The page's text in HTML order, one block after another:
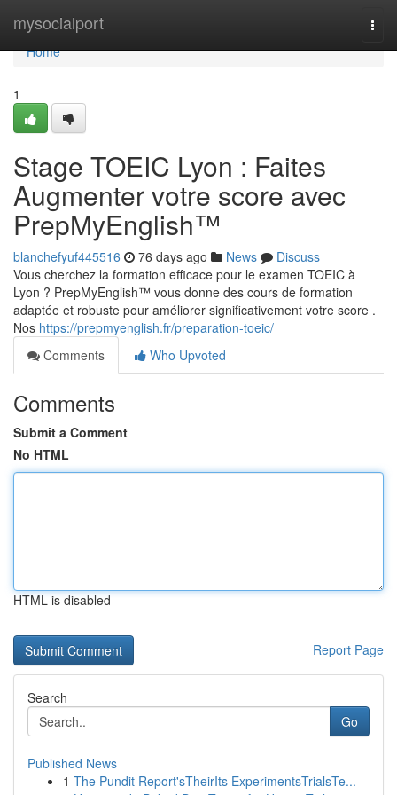
mysocialport
Home
Home
1
Stage TOEIC Lyon : Faites
Augmenter votre score avec
PrepMyEnglish™
blanchefyuf445516 76 days ago News
Discuss
Vous cherchez la formation efficace pour le examen TOEIC à
Lyon ? PrepMyEnglish™ vous donne des cours de formation
adaptée et robuste pour améliorer significativement votre score .
Nos https://prepmyenglish.fr/preparation-toeic/
Comments
Who Upvoted
Comments
Submit a Comment
No HTML
HTML is disabled
Report Page
Search
Go
Published News
1 The Pundit Report'sTheirIts ExperimentsTrialsTe...